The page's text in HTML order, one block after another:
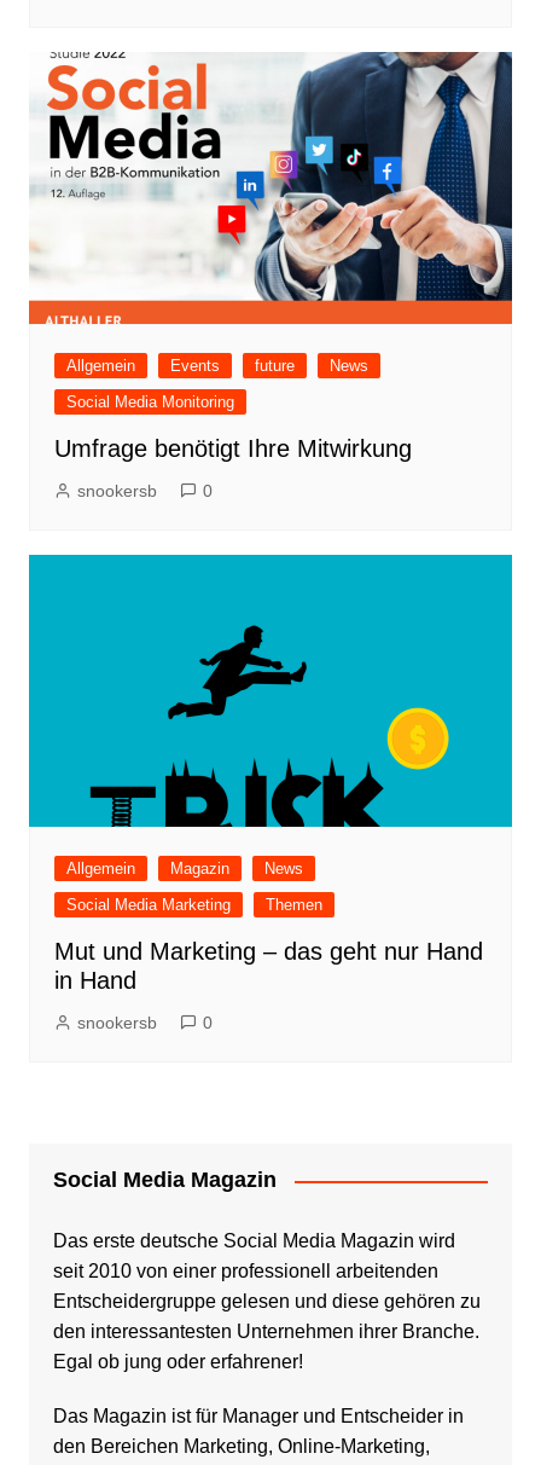
Allgemein Events future
News
Social Media Monitoring
Umfrage benötigt Ihre Mitwirkung
snookersb 0
Allgemein Magazin
News
Social Media Marketing
Themen
Mut und Marketing – das geht nur Hand
in Hand
snookersb 0
Social Media Magazin
Das erste deutsche Social Media Magazin wird
seit 2010 von einer professionell arbeitenden
Entscheidergruppe gelesen und diese gehören zu
den interessantesten Unternehmen ihrer Branche.
Egal ob jung oder erfahrener!
Das Magazin ist für Manager und Entscheider in
den Bereichen Marketing, Online-Marketing,